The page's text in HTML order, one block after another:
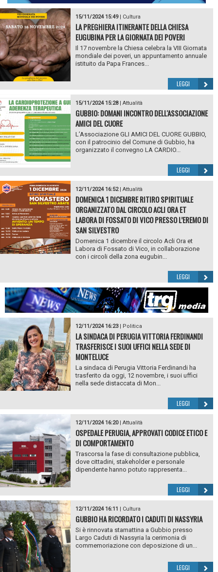
15/11/2024 15:49| Cultura
LA PREGHIERA ITINERANTE DELLA CHIESA
EUGUBINA PER LA GIORNATA DEI POVERI
Il 17 novembre la Chiesa celebra la VIII Giornata
mondiale dei poveri, un appuntamento annuale
istituito da Papa Frances...
LEGGI
15/11/2024 15:28| Attualità
GUBBIO: DOMANI INCONTRO DELL'ASSOCIAZIONE
AMICI DEL CUORE
L’Associazione GLI AMICI DEL CUORE GUBBIO,
con il patrocinio del Comune di Gubbio, ha
organizzato il convegno LA CARDIO...
LEGGI
12/11/2024 16:52| Attualità
DOMENICA 1 DICEMBRE RITIRO SPIRITUALE
ORGANIZZATO DAL CIRCOLO ACLI ORA ET
LABORA DI FOSSATO DI VICO PRESSO L’EREMO DI
SAN SILVESTRO
Domenica 1 dicembre il circolo Acli Ora et
Labora di Fossato di Vico, in collaborazione
con i circoli della zona eugubin...
LEGGI
12/11/2024 16:23| Politica
LA SINDACA DI PERUGIA VITTORIA FERDINANDI
TRASFERISCE I SUOI UFFICI NELLA SEDE DI
MONTELUCE
La sindaca di Perugia Vittoria Ferdinandi ha
trasferito da oggi, 12 novembre, i suoi uffici
nella sede distaccata di Mon...
LEGGI
12/11/2024 16:20| Attualità
OSPEDALE PERUGIA, APPROVATI CODICE ETICO E
DI COMPORTAMENTO
Trascorsa la fase di consultazione pubblica,
dove cittadini, stakeholder e personale
dipendente hanno potuto rappresenta...
LEGGI
12/11/2024 16:11 | Cultura
GUBBIO HA RICORDATO I CADUTI DI NASSYRIA
Si è rinnovata stamattina a Gubbio presso
Largo Caduti di Nassyria la cerimonia di
commemoriazione con deposizione di un...
LEGGI